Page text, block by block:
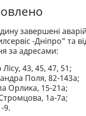
завершені
-Дніпро” та
за адресами:
43, 45, 47, 51;
Поля, 82-143а;
Орлика, 15-21а;
1а-7а;
9.